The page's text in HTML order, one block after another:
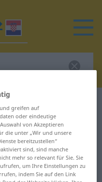
für
greifen auf
oder eindeutige
von Akzeptieren
die unter „Wir und unsere
bereitzustellen“
sind, sind manche
mehr so relevant für Sie. Sie
um Ihre Einstellungen zu
indem Sie auf den Link